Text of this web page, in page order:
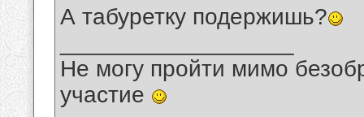
А табуретку подержишь?
Не могу пройти мимо
участие